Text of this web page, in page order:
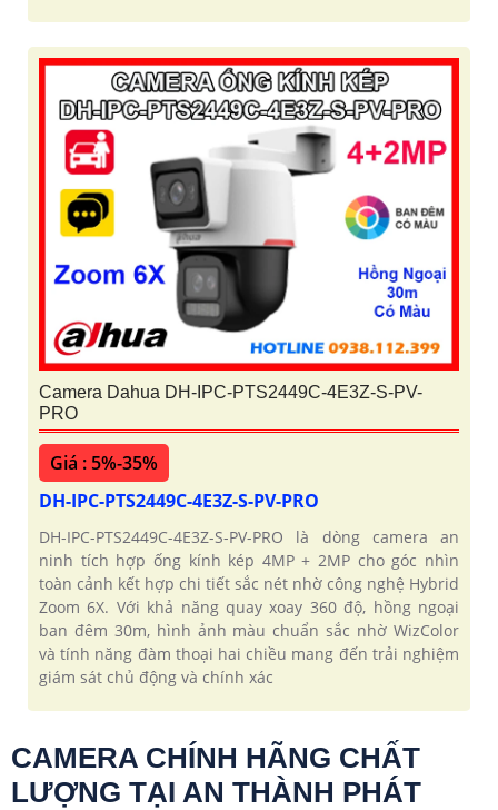
Camera Dahua DH-IPC-PTS2449C-4E3Z-S-PV-
PRO
Giá : 5%-35%
DH-IPC-PTS2449C-4E3Z-S-PV-PRO
DH-IPC-PTS2449C-4E3Z-S-PV-PRO là dòng camera an
ninh tích hợp ống kính kép 4MP + 2MP cho góc nhìn
toàn cảnh kết hợp chi tiết sắc nét nhờ công nghệ Hybrid
Zoom 6X. Với khả năng quay xoay 360 độ, hồng ngoại
ban đêm 30m, hình ảnh màu chuẩn sắc nhờ WizColor
và tính năng đàm thoại hai chiều mang đến trải nghiệm
giám sát chủ động và chính xác
CAMERA CHÍNH HÃNG CHẤT
LƯỢNG TẠI AN THÀNH PHÁT